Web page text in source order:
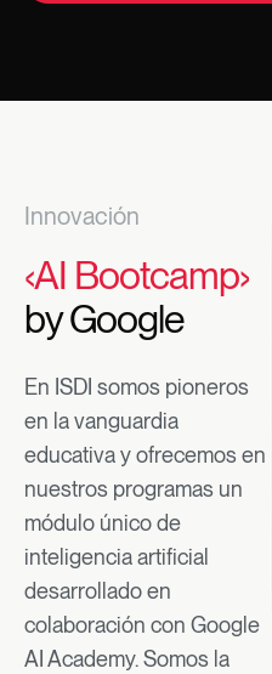
Innovación
‹AI Bootcamp›
by Google
En ISDI somos pioneros
en la vanguardia
educativa y ofrecemos en
nuestros programas un
módulo único de
inteligencia artificial
desarrollado en
colaboración con Google
AI Academy. Somos la